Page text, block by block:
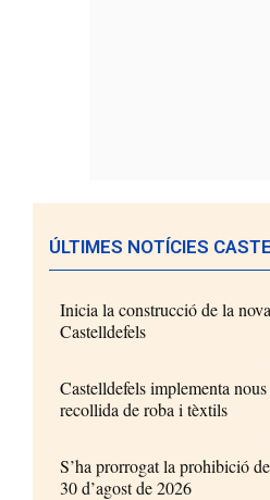
ÚLTIMES NOTÍCIES
Inicia la construcció de la
Castelldefels
Castelldefels implementa
recollida de roba i tèxtils
S’ha prorrogat la prohibició
30 d’agost de 2026